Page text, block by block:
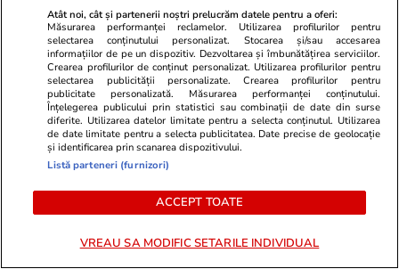
Sănătate și Fitness 10:50
Conformitate vs. siguranță reală:
de ce sistemele validează
procedura, nu rezultatul
Articol susținut de Klintensiv
Lifestyle
Weekendul
întâlnire pe
din România
Atât noi, cât și partenerii noștri prelucrăm datele pentru a oferi:
Măsurarea performanței reclamelor. Utilizarea profilurilor pentru
selectarea conținutului personalizat. Stocarea și/sau accesarea
informațiilor de pe un dispozitiv. Dezvoltarea și îmbunătățirea serviciilor.
Crearea profilurilor de conținut personalizat. Utilizarea profilurilor pentru
selectarea publicității personalizate. Crearea profilurilor pentru
publicitate personalizată. Măsurarea performanței conținutului.
Înțelegerea publicului prin statistici sau combinații de date din surse
diferite. Utilizarea datelor limitate pentru a selecta conținutul. Utilizarea
de date limitate pentru a selecta publicitatea. Date precise de geolocație
și identificarea prin scanarea dispozitivului.
Listă parteneri (furnizori)
ACCEPT TOATE
VREAU SA MODIFIC SETARILE INDIVIDUAL